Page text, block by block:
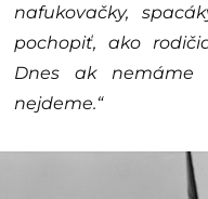
nafukovačky,
pochopiť, ako
Dnes ak nemáme
nejdeme.“